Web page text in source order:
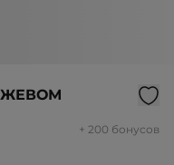
+ 200 бонусов